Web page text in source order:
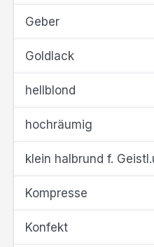
Geber
Goldlack
hellblond
hochräumig
klein halbrund f.
Kompresse
Konfekt